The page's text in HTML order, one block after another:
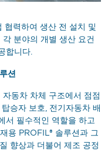
협력하여 생산 전 설치 및
분야의 개별 생산 요건
합니다.
션
동차 차체 구조에서 점점
승자 보호, 전기자동차 배
서 필수적인 역할을 하고
용 PROFIL® 솔루션과 그
향상과 더불어 제조 공정